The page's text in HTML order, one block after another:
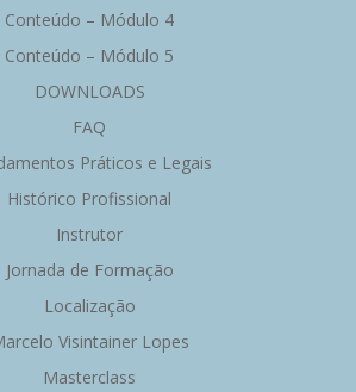
Conteúdo – Módulo 4
Conteúdo – Módulo 5
DOWNLOADS
FAQ
Práticos e Legais
Histórico Profissional
Instrutor
Jornada de Formação
Localização
Visintainer Lopes
Masterclass